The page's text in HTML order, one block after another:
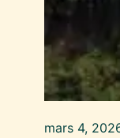
mars 4,